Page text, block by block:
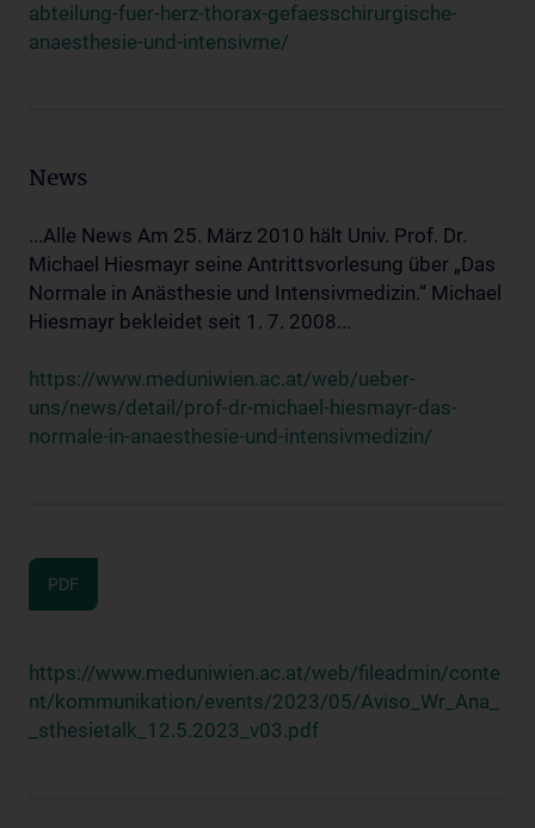
abteilung-fuer-herz-thorax-gefaesschirurgische-
anaesthesie-und-intensivme/
News
...Alle News Am 25. März 2010 hält Univ. Prof. Dr.
Michael Hiesmayr seine Antrittsvorlesung über „Das
Normale in Anästhesie und Intensivmedizin.“ Michael
Hiesmayr bekleidet seit 1. 7. 2008...
https://www.meduniwien.ac.at/web/ueber-
uns/news/detail/prof-dr-michael-hiesmayr-das-
normale-in-anaesthesie-und-intensivmedizin/
PDF
https://www.meduniwien.ac.at/web/fileadmin/conte
nt/kommunikation/events/2023/05/Aviso_Wr_Ana_
_sthesietalk_12.5.2023_v03.pdf